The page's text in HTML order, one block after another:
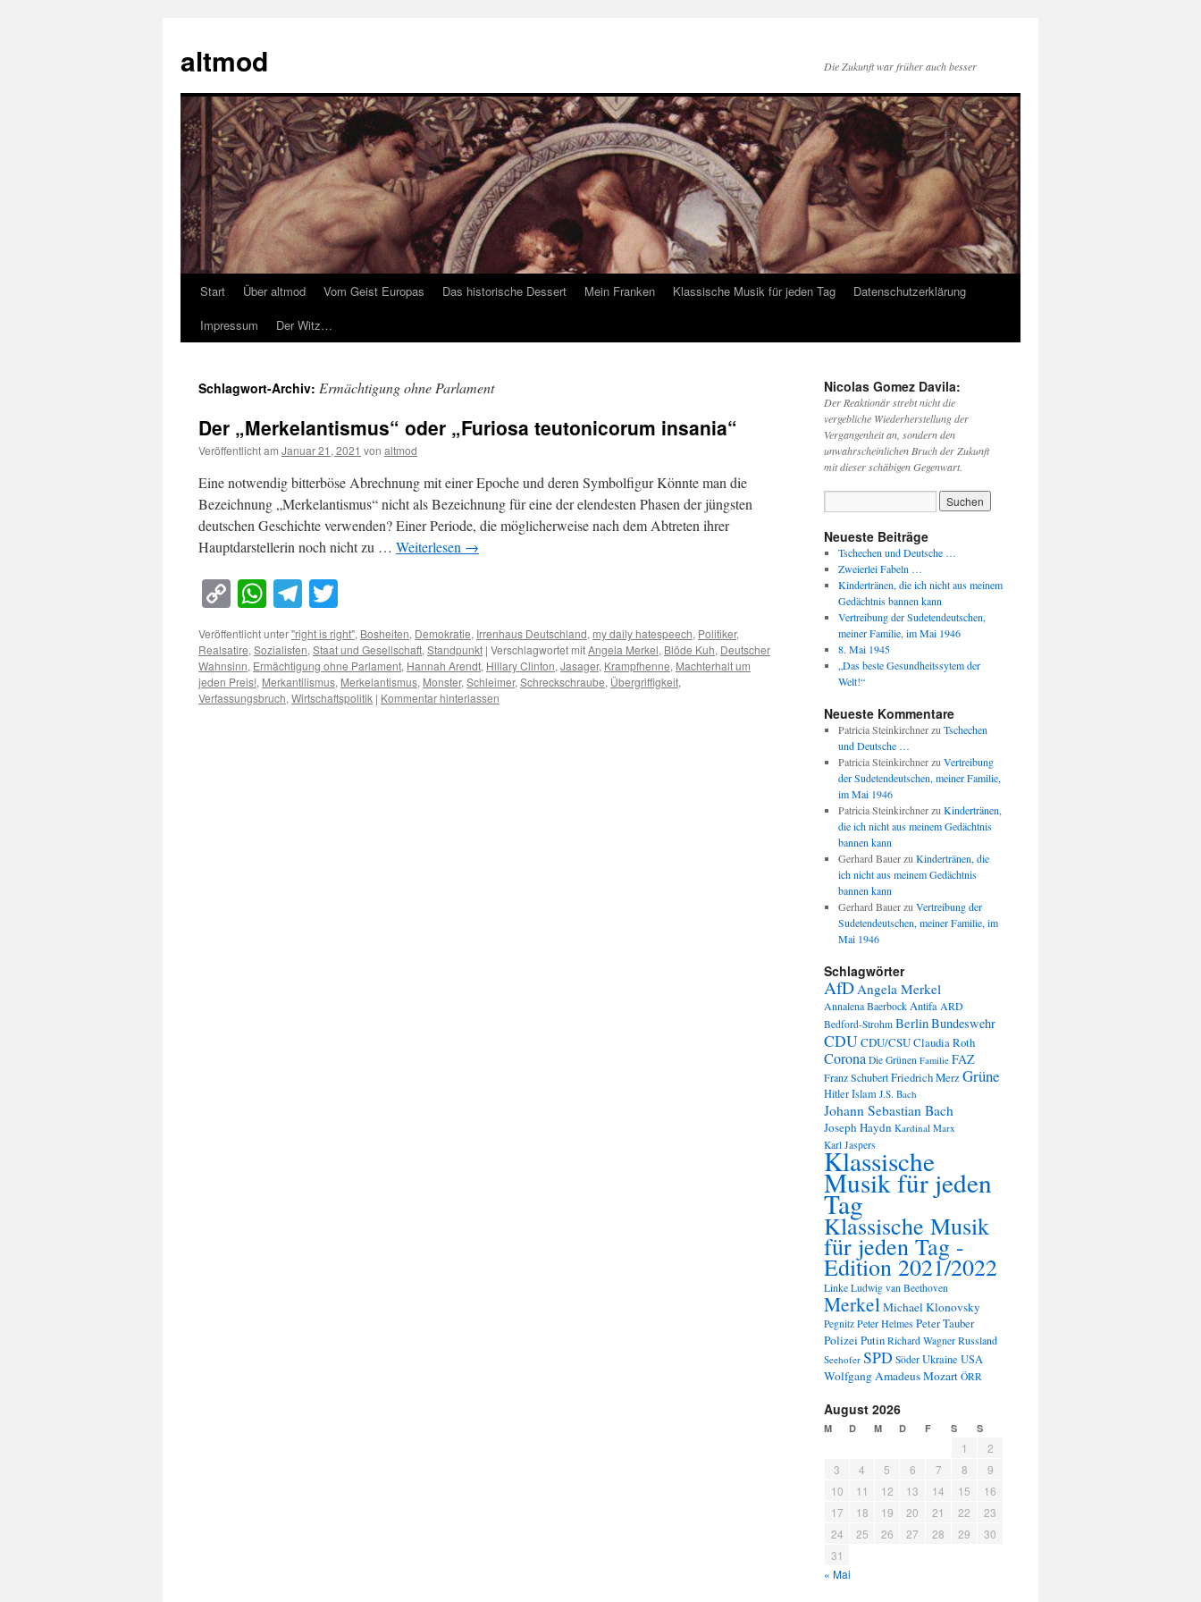
springen
altmod Die Zukunft war früher auch besser
Start Über altmod Vom Geist Europas Das historische Dessert Mein Franken Klassische Musik für jeden Tag
Datenschutzerklärung
Impressum
Der Witz…
Schlagwort-Archiv: Ermächtigung ohne Parlament
Der „Merkelantismus“ oder „Furiosa teutonicorum insania“
Veröffentlicht am Januar 21, 2021 von altmod
Eine notwendig bitterböse Abrechnung mit einer Epoche und deren Symbolfigur Könnte man die
Bezeichnung „Merkelantismus“ nicht als Bezeichnung für eine der elendesten Phasen der jüngsten
deutschen Geschichte verwenden? Einer Periode, die möglicherweise nach dem Abtreten ihrer
Hauptdarstellerin noch nicht zu … Weiterlesen →
Copy
Link
WhatsApp
Telegram
Veröffentlicht unter"right is right", Bosheiten, Demokratie, Irrenhaus Deutschland, my daily hatespeech, Politiker,
Realsatire,Sozialisten,Staat und Gesellschaft,Standpunkt | Verschlagwortet mitAngela Merkel, Blöde Kuh, Deutscher
Wahnsinn, Ermächtigung ohne Parlament, Hannah Arendt, Hillary Clinton,Jasager, Krampfhenne, Machterhalt um
jeden Preis!, Merkantilismus, Merkelantismus, Monster,Schleimer,Schreckschraube, Übergriffigkeit,
Verfassungsbruch,Wirtschaftspolitik | Kommentar hinterlassen
Nicolas Gomez Davila:
Der Reaktionär strebt nicht die
vergebliche Wiederherstellung der
Vergangenheit an, sondern den
unwahrscheinlichen Bruch der Zukunft
mit dieser schäbigen Gegenwart.
Neueste Beiträge
Tschechen und Deutsche …
Zweierlei Fabeln …
Kindertränen, die ich nicht aus meinem
Gedächtnis bannen kann
Vertreibung der Sudetendeutschen,
meiner Familie, im Mai 1946
8. Mai 1945
„Das beste Gesundheitssytem der
Welt!“
Neueste Kommentare
Patricia Steinkirchnerzu Tschechen
und Deutsche …
Patricia Steinkirchnerzu Vertreibung
der Sudetendeutschen, meiner Familie,
im Mai 1946
Patricia Steinkirchnerzu Kindertränen,
die ich nicht aus meinem Gedächtnis
bannen kann
Gerhard Bauerzu Kindertränen, die
ich nicht aus meinem Gedächtnis
bannen kann
Gerhard Bauerzu Vertreibung der
Sudetendeutschen, meiner Familie, im
Mai 1946
Schlagwörter
AfDAngela Merkel
Annalena BaerbockAntifa ARD
Bedford-Strohm BerlinBundeswehr
CDUCDU/CSUClaudia Roth
Corona Die Grünen Familie FAZ
Franz SchubertFriedrich MerzGrüne
HitlerIslam J.S. Bach
Johann Sebastian Bach
Joseph Haydn Kardinal Marx
Karl Jaspers
Klassische
Musik für jeden
Tag
Klassische Musik
für jeden Tag -
Edition 2021/2022
Linke Ludwig van Beethoven
MerkelMichael Klonovsky
Pegnitz Peter HelmesPeter Tauber
PolizeiPutin Richard Wagner Russland
Seehofer SPD Söder Ukraine USA
Wolfgang Amadeus Mozart ÖRR
August 2026
M D M D F S S
1
2
3
4 5 6 7 8
9
10
11 12 13 14 15
16
17
18 19 20 21 22
23
24
25 26 27 28 29
30
31
« Mai